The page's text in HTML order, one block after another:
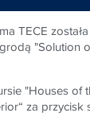
TECE
"Solution
"Houses of
za przycisk